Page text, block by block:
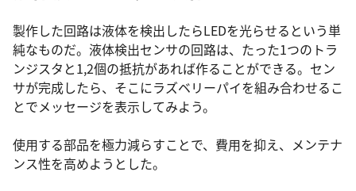
製作した回路は液体を検出したらLEDを光らせるという単
純なものだ。液体検出センサの回路は、たった1つのトラ
ンジスタと1,2個の抵抗があれば作ることができる。セン
サが完成したら、そこにラズベリーパイを組み合わせるこ
とでメッセージを表示してみよう。
使用する部品を極力減らすことで、費用を抑え、メンテナ
ンス性を高めようとした。